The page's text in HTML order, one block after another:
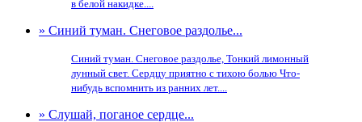
в белой накидке....
» Синий туман. Снеговое раздолье...
Синий туман. Снеговое раздолье, Тонкий лимонный
лунный свет. Сердцу приятно с тихою болью Что-
нибудь вспомнить из ранних лет....
» Слушай, поганое сердце...